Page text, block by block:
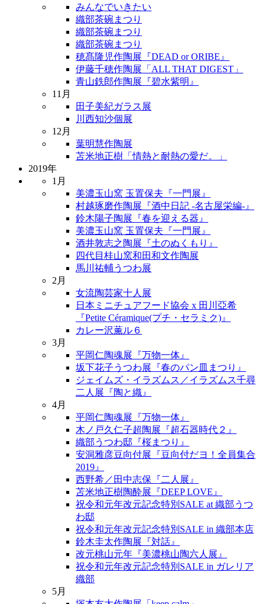
みんなでいきたい
織部茶碗まつり
織部茶碗まつり
織部茶碗まつり
穂髙隆児作陶展『DEAD or ORIBE』
伊藤千穂作陶展「ALL THAT DIGEST」
青山鉄郎作陶展『碧水紫明』
11月
田子美紀ガラス展
川西知沙個展
12月
葉明慧作陶展
苫米地正樹「情熱と耐熱の愛だ。」
2019年
1月
美濃玉山窯 玉置保夫『一門展』
村越琢磨作陶展『酒中日記 -名古屋栄編-』
鈴木陽子陶展『春を迎える器』
美濃玉山窯 玉置保夫『一門展』
酒井敦志之陶展『土のぬくもり』
四代目桂山窯和田和文作陶展
馬川祐輔うつわ展
2月
女流陶芸家十人展
日本ミニチュアフード協会 x 田川亞希
『Petite Céramique(プチ・セラミク)』
カレー沢薫ル６
3月
平岡仁陶魂展『万物一体』
坂下花子うつわ展『春のパン皿まつり』
ジェイムズ・イラズムス／イラズムス千尋
二人展『陶と織』
4月
平岡仁陶魂展『万物一体』
木ノ戸久仁子超陶展『超石器時代２』
織部うつわ邸『桜まつり』
安洞雅彦豆向付展『豆向付だヨ！全員集合
2019』
西野希／田中志保『二人展』
苫米地正樹陶酔展『DEEP LOVE』
祝令和元年改元記念特別SALE at 織部うつ
わ邸
祝令和元年改元記念特別SALE in 織部本店
鈴木圭太作陶展『対話』
改元桃山元年『美濃桃山陶六人展』
祝令和元年改元記念特別SALE in ガレリア
織部
5月